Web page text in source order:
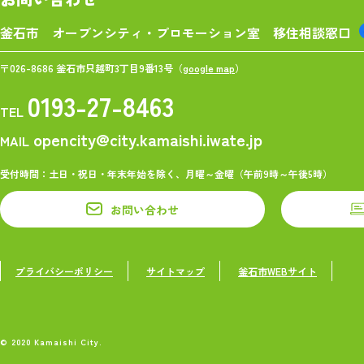
釜石市 オープンシティ・プロモーション室 移住相談窓口
〒026-8686 釜石市只越町3丁目9番13号（google map）
TEL 0193-27-8463
MAIL opencity@city.kamaishi.iwate.jp
受付時間：土日・祝日・年末年始を除く、月曜～金曜（午前9時～午後5時）
お問い合わせ
プライバシーポリシー サイトマップ 釜石市WEBサイト
© 2020 Kamaishi City.